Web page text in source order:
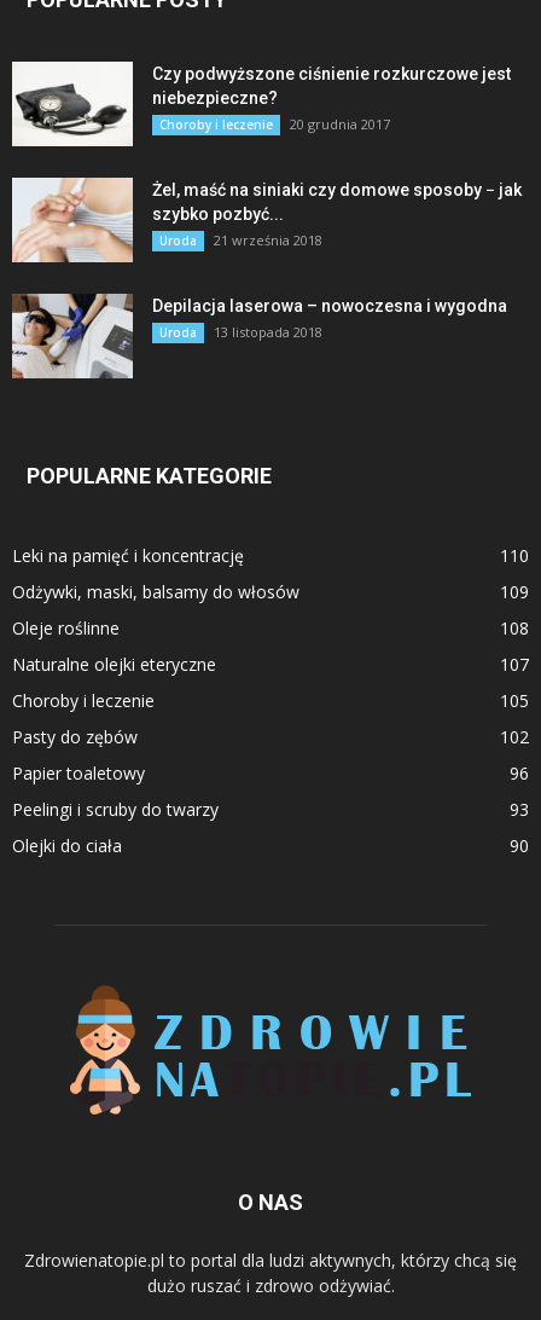
Czy podwyższone ciśnienie rozkurczowe jest
niebezpieczne?
Choroby i leczenie 20 grudnia 2017
Żel, maść na siniaki czy domowe sposoby − jak
szybko pozbyć...
Uroda 21 września 2018
Depilacja laserowa – nowoczesna i wygodna
Uroda 13 listopada 2018
POPULARNE KATEGORIE
Leki na pamięć i koncentrację
110
Odżywki, maski, balsamy do włosów
109
Oleje roślinne
108
Naturalne olejki eteryczne
107
Choroby i leczenie
105
Pasty do zębów
102
Papier toaletowy
96
Peelingi i scruby do twarzy
93
Olejki do ciała
90
O NAS
Zdrowienatopie.pl to portal dla ludzi aktywnych, którzy chcą się
dużo ruszać i zdrowo odżywiać.